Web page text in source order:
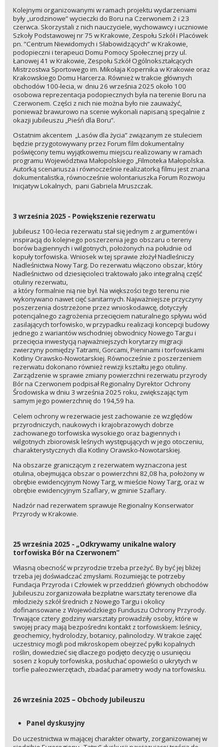
Kolejnymi organizowanymi w ramach projektu wydarzeniami
były „urodzinowe” wycieczki do Boru na Czerwonem 2 i 23
czerwca. Skorzystali z nich nauczyciele, wychowawcy i uczniowie
Szkoły Podstawowej nr 75 w Krakowie, Zespołu Szkół i Placówek
pn. ”Centrum Niewidomych i Słabowidzących” w Krakowie,
podopieczni i terapeuci Domu Pomocy Społecznej przy ul.
Łanowej 41 w Krakowie, Zespołu Szkół Ogólnokształcących
Mistrzostwa Sportowego im. Mikołaja Kopernika w Krakowie oraz
Krakowskiego Domu Harcerza. Również w trakcie głównych
obchodów 100-lecia, w dniu 26 września 2025 około 100
osobowa reprezentacja podopiecznych była na terenie Boru na
Czerwonem. Części z nich nie można było nie zauważyć,
ponieważ brawurowo na scenie wykonali napisaną specjalnie z
okazji jubileuszu „Pieśń dla Boru”.
Ostatnim akcentem „Lasów dla życia” związanym ze stuleciem
będzie przygotowywany przez Forum film dokumentalny
poświęcony temu wyjątkowemu miejscu realizowany w ramach
programu Województwa Małopolskiego „Filmoteka Małopolska.
Autorką scenariusza i równocześnie realizatorką filmu jest znana
dokumentalistka, równocześnie wolontariuszka Forum Rozwoju
Inicjatyw Lokalnych, pani Gabriela Mruszczak.
3 września 2025 - Powiększenie rezerwatu
Jubileusz 100-lecia rezerwatu stał się jednym z argumentów i
inspiracją do kolejnego poszerzenia jego obszaru o tereny
borów bagiennych i wilgotnych, położonych na południe od
kopuły torfowiska. Wniosek w tej sprawie złożył Nadleśniczy
Nadleśnictwa Nowy Targ. Do rezerwatu włączono obszar, który
Nadleśnictwo od dziesięcioleci traktowało jako integralną część
otuliny rezerwatu,
a który formalnie nią nie był. Na większości tego terenu nie
wykonywano nawet cięć sanitarnych. Najważniejsze przyczyny
poszerzenia dostrzeżone przez wnioskodawcę, dotyczyły
potencjalnego zagrożenia przecięciem naturalnego spływu wód
zasilających torfowisko, w przypadku realizacji koncepcji budowy
jednego z wariantów wschodniej obwodnicy Nowego Targu i
przecięcia inwestycją najważniejszych korytarzy migracji
zwierzyny pomiędzy Tatrami, Gorcami, Pieninami i torfowiskami
Kotliny Orawsko-Nowotarskiej. Równocześnie z poszerzeniem
rezerwatu dokonano również rewizji kształtu jego otuliny.
Zarządzenie w sprawie zmiany powierzchni rezerwatu przyrody
Bór na Czerwonem podpisał Regionalny Dyrektor Ochrony
Środowiska w dniu 3 września 2025 roku, zwiększając tym
samym jego powierzchnię do 194,59 ha.
Celem ochrony w rezerwacie jest zachowanie ze względów
przyrodniczych, naukowych i krajobrazowych dobrze
zachowanego torfowiska wysokiego oraz bagiennych i
wilgotnych zbiorowisk leśnych występujących w jego otoczeniu,
charakterystycznych dla Kotliny Orawsko-Nowotarskiej.
Na obszarze graniczącym z rezerwatem wyznaczona jest
otulina, obejmująca obszar o powierzchni 82,08 ha, położony w
obrębie ewidencyjnym Nowy Targ, w mieście Nowy Targ, oraz w
obrębie ewidencyjnym Szaflary, w gminie Szaflary.
Nadzór nad rezerwatem sprawuje Regionalny Konserwator
Przyrody w Krakowie.
25 września 2025 - „Odkrywamy unikalne walory
torfowiska Bór na Czerwonem”
Własną obecność w przyrodzie trzeba przeżyć. By być jej bliżej
trzeba jej doświadczać zmysłami. Rozumiejąc te potrzeby
Fundacja Przyroda i Człowiek w przeddzień głównych obchodów
Jubileuszu zorganizowała bezpłatne warsztaty terenowe dla
młodzieży szkół średnich z Nowego Targu i okolicy
dofinansowane z Wojewódzkiego Funduszu Ochrony Przyrody.
Trwające cztery godziny warsztaty prowadziły osoby, które w
swojej pracy mają bezpośredni kontakt z torfowiskiem: leśnicy,
geochemicy, hydrolodzy, botanicy, palinolodzy. W trakcie zajęć
uczestnicy mogli pod mikroskopem obejrzeć pyłki kopalnych
roślin, dowiedzieć się dlaczego podjęto decyzję o usunięciu
sosen z kopuły torfowiska, posłuchać opowieści o ukrytych w
torfie paleozwierzętach, zbadać parametry wody na torfowisku.
26 września 2025 – Obchody Jubileuszu
Panel dyskusyjny
Do uczestnictwa w mającej charakter otwarty, zorganizowanej w